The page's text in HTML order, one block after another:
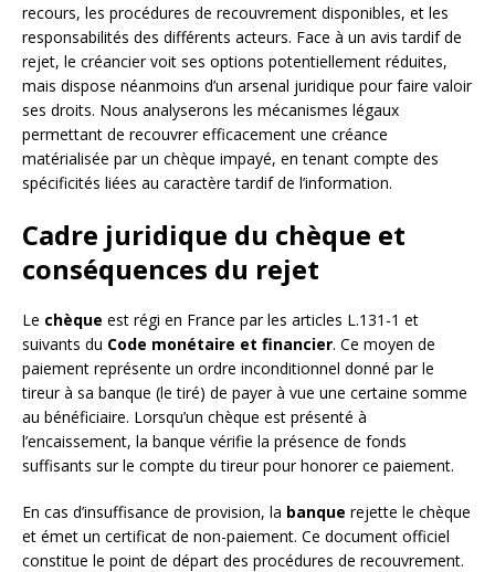
recours, les procédures de recouvrement disponibles, et les
responsabilités des différents acteurs. Face à un avis tardif de
rejet, le créancier voit ses options potentiellement réduites,
mais dispose néanmoins d’un arsenal juridique pour faire valoir
ses droits. Nous analyserons les mécanismes légaux
permettant de recouvrer efficacement une créance
matérialisée par un chèque impayé, en tenant compte des
spécificités liées au caractère tardif de l’information.
Cadre juridique du chèque et
conséquences du rejet
Le chèque est régi en France par les articles L.131-1 et
suivants du Code monétaire et financier. Ce moyen de
paiement représente un ordre inconditionnel donné par le
tireur à sa banque (le tiré) de payer à vue une certaine somme
au bénéficiaire. Lorsqu’un chèque est présenté à
l’encaissement, la banque vérifie la présence de fonds
suffisants sur le compte du tireur pour honorer ce paiement.
En cas d’insuffisance de provision, la banque rejette le chèque
et émet un certificat de non-paiement. Ce document officiel
constitue le point de départ des procédures de recouvrement.